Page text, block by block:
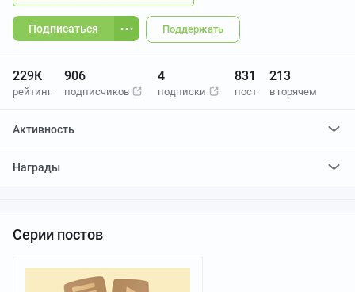
Подписаться Поддержать
229К
рейтинг
906
подписчиков
4
подписки
831
пост
213
в горячем
Активность
отредактировал
Награды
Серии постов